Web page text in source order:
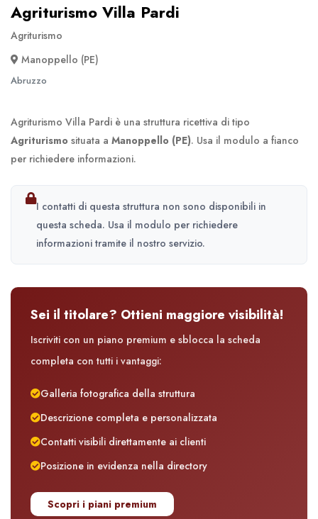
Agriturismo Villa Pardi
Agriturismo
Manoppello (PE)
Abruzzo
Agriturismo Villa Pardi è una struttura ricettiva di tipo
Agriturismo situata a Manoppello (PE). Usa il modulo a fianco
per richiedere informazioni.
I contatti di questa struttura non sono disponibili in
questa scheda. Usa il modulo per richiedere
informazioni tramite il nostro servizio.
Sei il titolare? Ottieni maggiore visibilità!
Iscriviti con un piano premium e sblocca la scheda
completa con tutti i vantaggi:
Galleria fotografica della struttura
Descrizione completa e personalizzata
Contatti visibili direttamente ai clienti
Posizione in evidenza nella directory
Scopri i piani premium